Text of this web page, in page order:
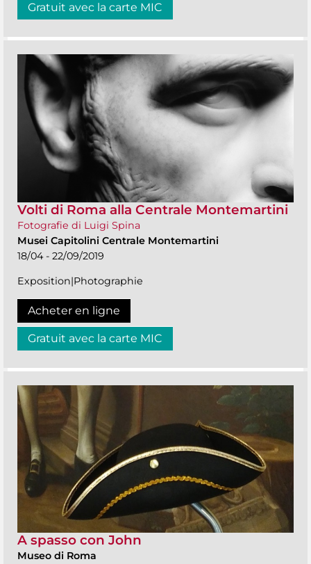
Gratuit avec la carte MIC
Volti di Roma alla Centrale Montemartini
Fotografie di Luigi Spina
Musei Capitolini Centrale Montemartini
18/04 - 22/09/2019
Exposition|Photographie
Acheter en ligne
Gratuit avec la carte MIC
A spasso con John
Museo di Roma